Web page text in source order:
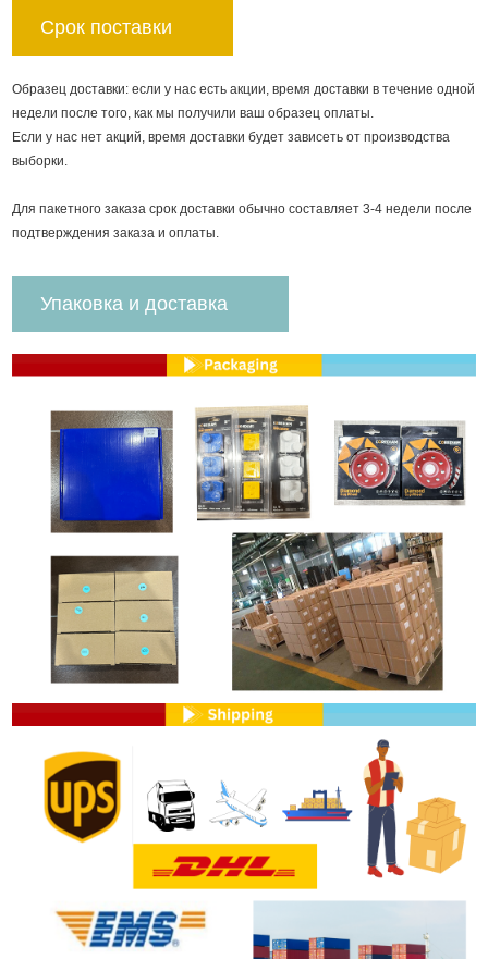
Срок поставки
Образец доставки: если у нас есть акции, время доставки в течение одной
недели после того, как мы получили ваш образец оплаты.
Если у нас нет акций, время доставки будет зависеть от производства
выборки.
Для пакетного заказа срок доставки обычно составляет 3-4 недели после
подтверждения заказа и оплаты.
Упаковка и доставка